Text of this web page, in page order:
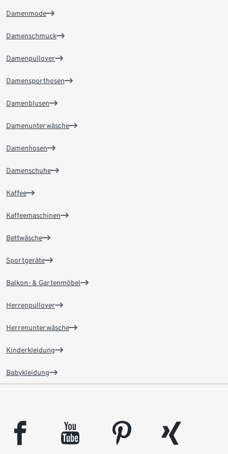
Damenmode
Damenschmuck
Damenpullover
Damensporthosen
Damenblusen
Damenunterwäsche
Damenhosen
Damenschuhe
Kaffee
Kaffeemaschinen
Bettwäsche
Sportgeräte
Balkon- & Gartenmöbel
Herrenpullover
Herrenunterwäsche
Kinderkleidung
Babykleidung
facebook youtube pinterest
xing